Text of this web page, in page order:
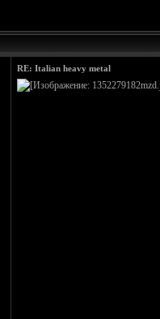
RE: Italian heavy metal